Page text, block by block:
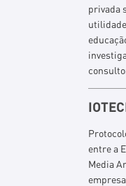
privada
entre a
Media